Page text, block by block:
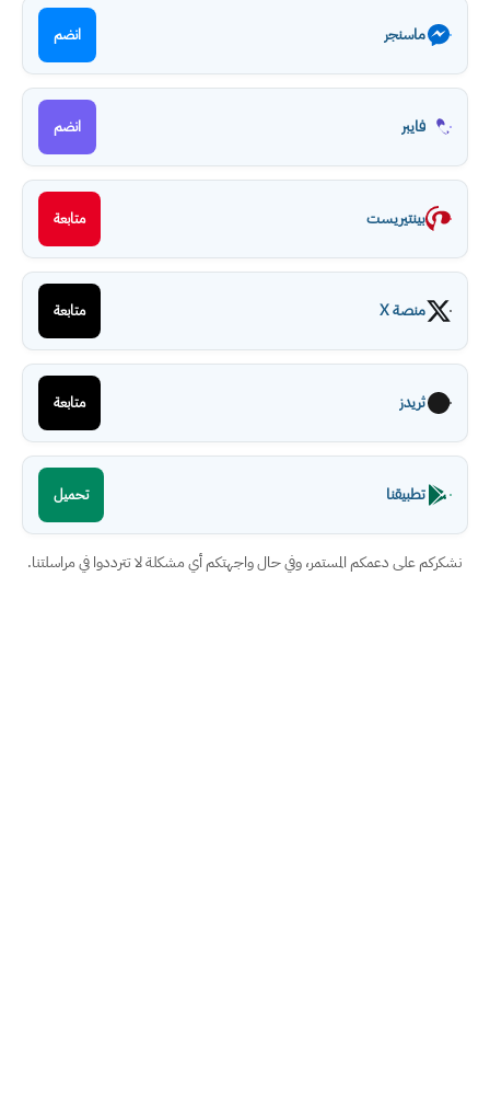
ماسنجر انضم
فايبر انضم
بينتيريست متابعة
منصة X متابعة
ثريدز متابعة
تطبيقنا تحميل
نشكركم على دعمكم المستمر، وفي حال واجهتكم أي مشكلة لا تترددوا في مراسلتنا.